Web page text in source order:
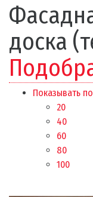
доска
Показывать
20
40
60
80
100